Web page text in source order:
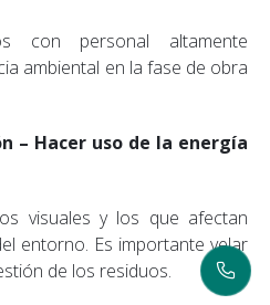
con personal altamente
ambiental en la fase de obra
– Hacer uso de la energía
visuales y los que afectan
entorno. Es importante velar
de los residuos.